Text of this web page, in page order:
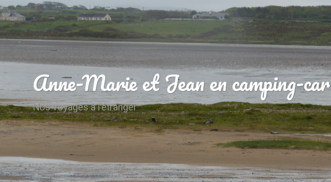
Anne-Marie et Jean en camping-car
Nos voyages à l'étranger